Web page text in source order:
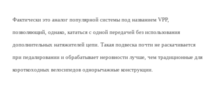
Фактически это аналог популярной системы под названием VPP,
позволяющий, однако, кататься с одной передачей без использования
дополнительных натяжителей цепи. Такая подвеска почти не раскачивается
при педалировании и обрабатывает неровности лучше, чем традиционные для
короткоходных велосипедов однорычажные конструкции.